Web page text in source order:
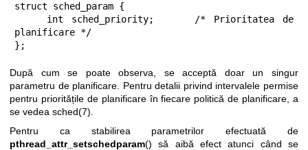
struct sched_param {
planificare */
};
După cum se poate observa, se acceptă doar un singur
parametru de planificare. Pentru detalii privind intervalele permise
pentru prioritățile de planificare în fiecare politică de planificare, a
se vedea sched(7).
Pentru ca stabilirea parametrilor efectuată de
pthread_attr_setschedparam() să aibă efect atunci când se